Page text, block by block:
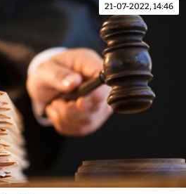
21-07-2022, 14:46